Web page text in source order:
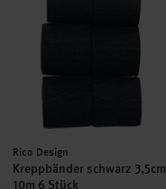
Hersteller:
Rico Design
Kreppbänder schwarz 3,5cm
10m 6 Stück